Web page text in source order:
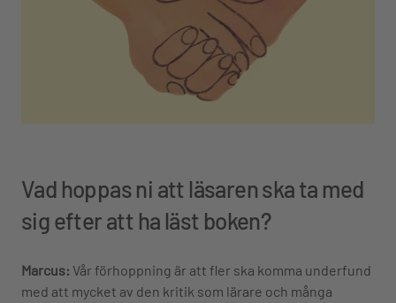
Vad hoppas ni att läsaren ska ta med
sig efter att ha läst boken?
Marcus: Vår förhoppning är att fler ska komma underfund
med att mycket av den kritik som lärare och många